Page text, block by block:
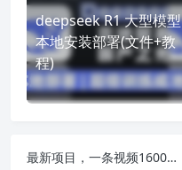
deepseek R1 大型模型
本地安装部署(文件+教
程)
最新项目，一条视频1600万播放量，教你如何利用 ai视频，疯狂变现